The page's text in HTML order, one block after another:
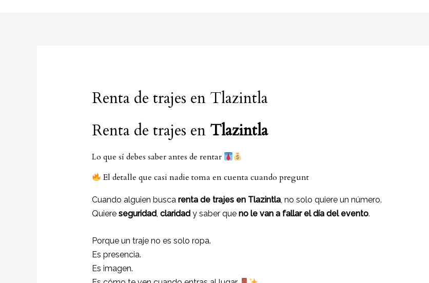
Renta de trajes en Tlazintla
Renta de trajes en Tlazintla
Lo que sí debes saber antes de rentar
El detalle que casi nadie toma en cuenta cuando pregunt
Cuando alguien busca renta de trajes en Tlazintla, no solo quiere un número.
Quiere seguridad, claridad y saber que no le van a fallar el día del evento.
Porque un traje no es solo ropa.
Es presencia.
Es imagen.